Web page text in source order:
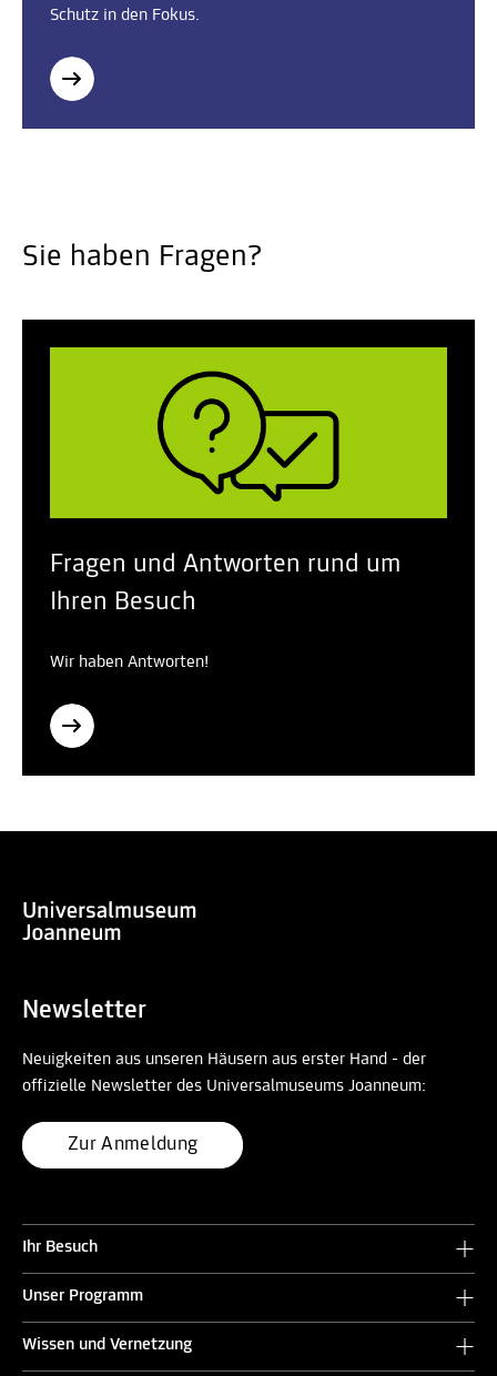
Schutz in den Fokus.
Sie haben Fragen?
Fragen und Antworten rund um
Ihren Besuch
Wir haben Antworten!
Newsletter
Neuigkeiten aus unseren Häusern aus erster Hand - der
offizielle Newsletter des Universalmuseums Joanneum:
Zur Anmeldung
Ihr Besuch
Unser Programm
Wissen und Vernetzung